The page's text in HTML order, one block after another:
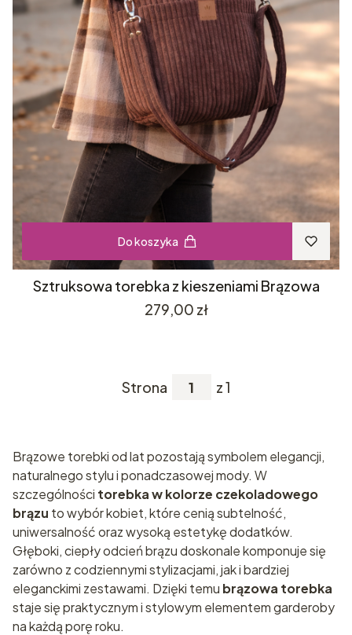
Do koszyka
Sztruksowa torebka z kieszeniami Brązowa
Cena
279,00 zł
Strona z 1
Brązowe torebki od lat pozostają symbolem elegancji,
naturalnego stylu i ponadczasowej mody. W
szczególności torebka w kolorze czekoladowego
brązu to wybór kobiet, które cenią subtelność,
uniwersalność oraz wysoką estetykę dodatków.
Głęboki, ciepły odcień brązu doskonale komponuje się
zarówno z codziennymi stylizacjami, jak i bardziej
eleganckimi zestawami. Dzięki temu brązowa torebka
staje się praktycznym i stylowym elementem garderoby
na każdą porę roku.